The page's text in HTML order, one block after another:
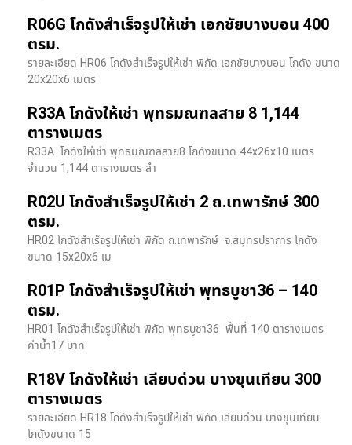
R06G โกดังสำเร็จรูปให้เช่า เอกชัยบางบอน 400
ตรม.
รายละเอียด HR06 โกดังสำเร็จรูปให้เช่า พิกัด เอกชัยบางบอน โกดัง ขนาด
20x20x6 เมตร
R33A โกดังให้เช่า พุทธมณฑลสาย 8 1,144
ตารางเมตร
R33A โกดังให่เช่า พุทธมณฑลสาย8 โกดังขนาด 44x26x10 เมตร
จำนวน 1,144 ตารางเมตร สำ
R02U โกดังสำเร็จรูปให้เช่า 2 ถ.เทพารักษ์ 300
ตรม.
HR02 โกดังสำเร็จรูปให้เช่า พิกัด ถ.เทพารักษ์ จ.สมุทรปราการ โกดัง
ขนาด 15x20x6 เม
R01P โกดังสำเร็จรูปให้เช่า พุทธบูชา36 – 140
ตรม.
HR01 โกดังสำเร็จรูปให้เช่า พิกัด พุทธบูชา36 พื้นที่ 140 ตารางเมตร
ค่าน้ำ17 บาท
R18V โกดังให้เช่า เลียบด่วน บางขุนเทียน 300
ตารางเมตร
รายละเอียด HR18 โกดังสำเร็จรูปให้เช่า พิกัด เลียบด่วน​ บางขุนเทียน​
โกดังขนาด 15